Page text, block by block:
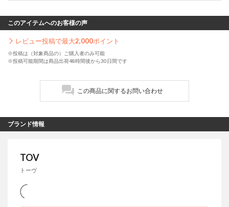
このアイテムへのお客様の声
レビュー投稿で最大2,000ポイント
※投稿は（対象商品の）ご購入者のみ可能
※投稿可能期間は商品出荷48時間後から30日間です
この商品に関するお問い合わせ
ブランド情報
TOV
トーヴ